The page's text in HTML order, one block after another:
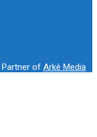
Partner of Arkè Media